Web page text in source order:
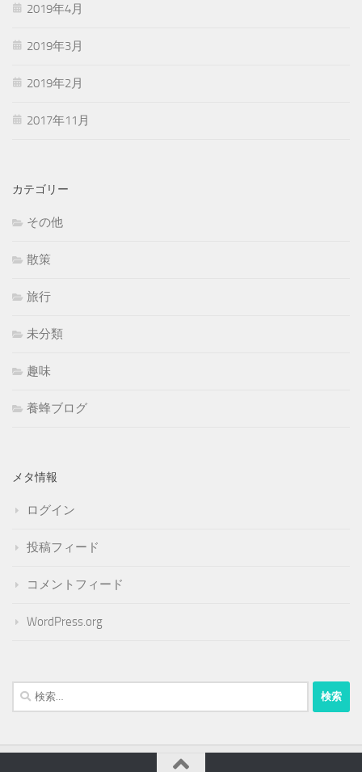
2019年4月
2019年3月
2019年2月
2017年11月
カテゴリー
その他
散策
旅行
未分類
趣味
養蜂ブログ
メタ情報
ログイン
投稿フィード
コメントフィード
WordPress.org
検
索: